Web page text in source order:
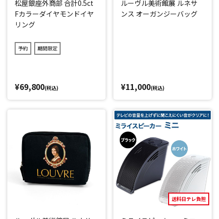
松屋銀座外商部 合計0.5ct
Fカラーダイヤモンドイヤ
リング
予約 期間限定
¥69,800(税込)
ルーヴル美術館展 ルネサ
ンス オーガンジーバッグ
¥11,000(税込)
送料日テレ負担